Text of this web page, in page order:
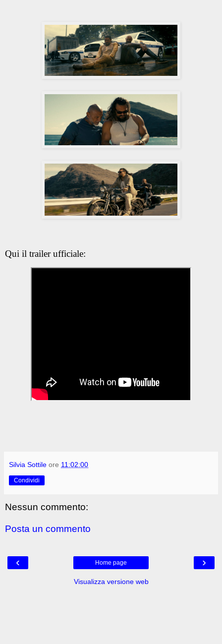
Qui il trailer ufficiale:
Silvia Sottile ore 11:02:00
Condividi
Nessun commento:
Posta un commento
‹ ›
Home page
Visualizza versione web